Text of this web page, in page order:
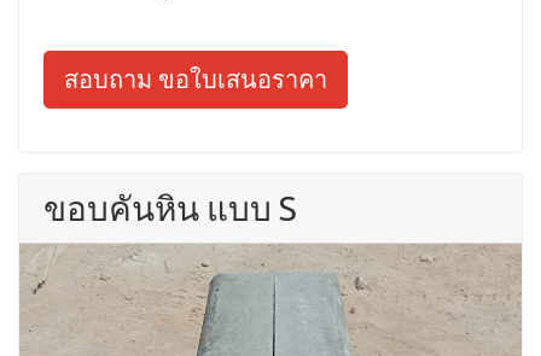
สอบถาม ขอใบเสนอราคา
ขอบคันหิน แบบ S